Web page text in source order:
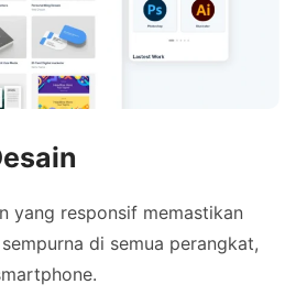
yang responsif memastikan
di semua perangkat,